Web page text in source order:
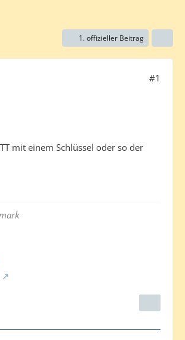
1. offizieller Beitrag
#1
mit einem Schlüssel oder so der